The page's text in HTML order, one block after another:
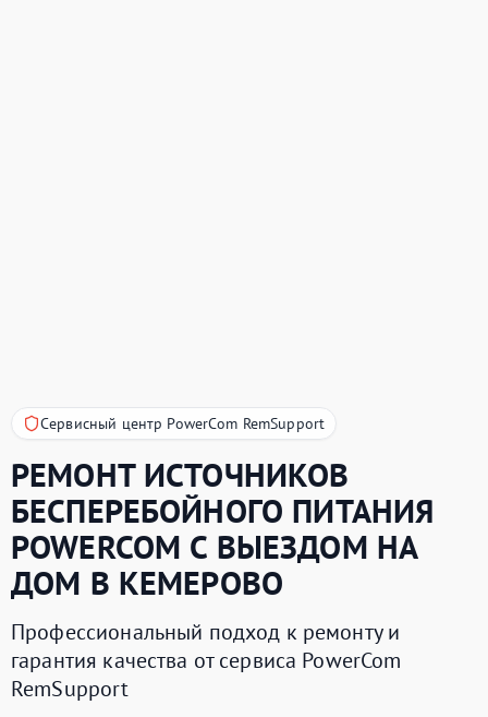
Сервисный центр PowerCom RemSupport
РЕМОНТ ИСТОЧНИКОВ
БЕСПЕРЕБОЙНОГО ПИТАНИЯ
POWERCOM С ВЫЕЗДОМ НА
ДОМ В КЕМЕРОВО
Профессиональный подход к ремонту и
гарантия качества от сервиса PowerCom
RemSupport